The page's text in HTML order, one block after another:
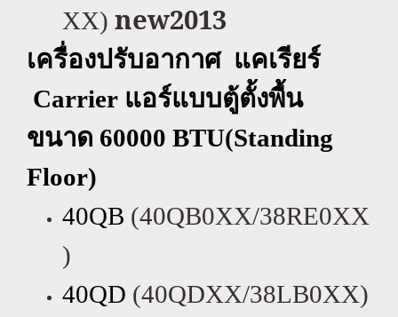
XX) new2013
เครื่องปรับอากาศ แคเรียร์
Carrier แอร์แบบตู้ตั้งพื้น
ขนาด 60000 BTU(Standing
Floor)
40QB (40QB0XX/38RE0XX
)
40QD (40QDXX/38LB0XX)